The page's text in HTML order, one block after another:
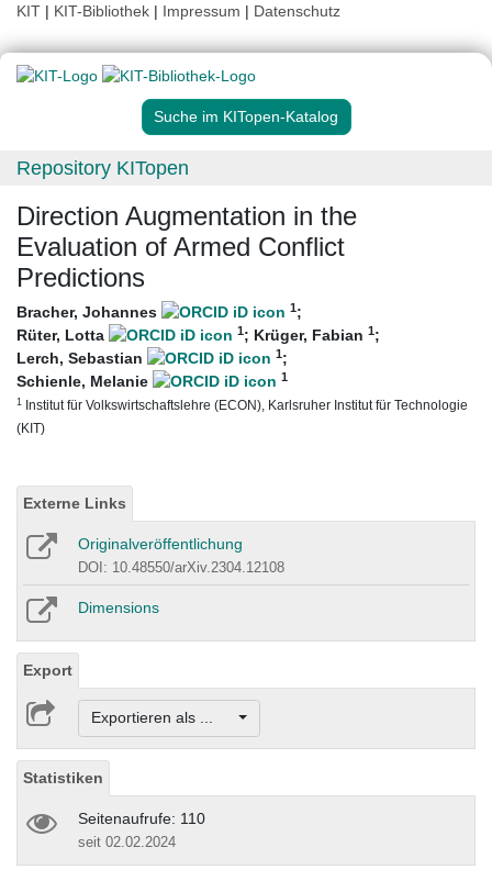
KIT | KIT-Bibliothek | Impressum | Datenschutz
Suche im KITopen-Katalog
Repository KITopen
Direction Augmentation in the
Evaluation of Armed Conflict
Predictions
Bracher, Johannes 1;
Rüter, Lotta
1; Krüger, Fabian 1;
Lerch, Sebastian
1;
Schienle, Melanie
1
1 Institut für Volkswirtschaftslehre (ECON), Karlsruher Institut für Technologie
(KIT)
Externe Links
Originalveröffentlichung
DOI: 10.48550/arXiv.2304.12108
Dimensions
Export
Exportieren als ...
Statistiken
Seitenaufrufe: 110
seit 02.02.2024